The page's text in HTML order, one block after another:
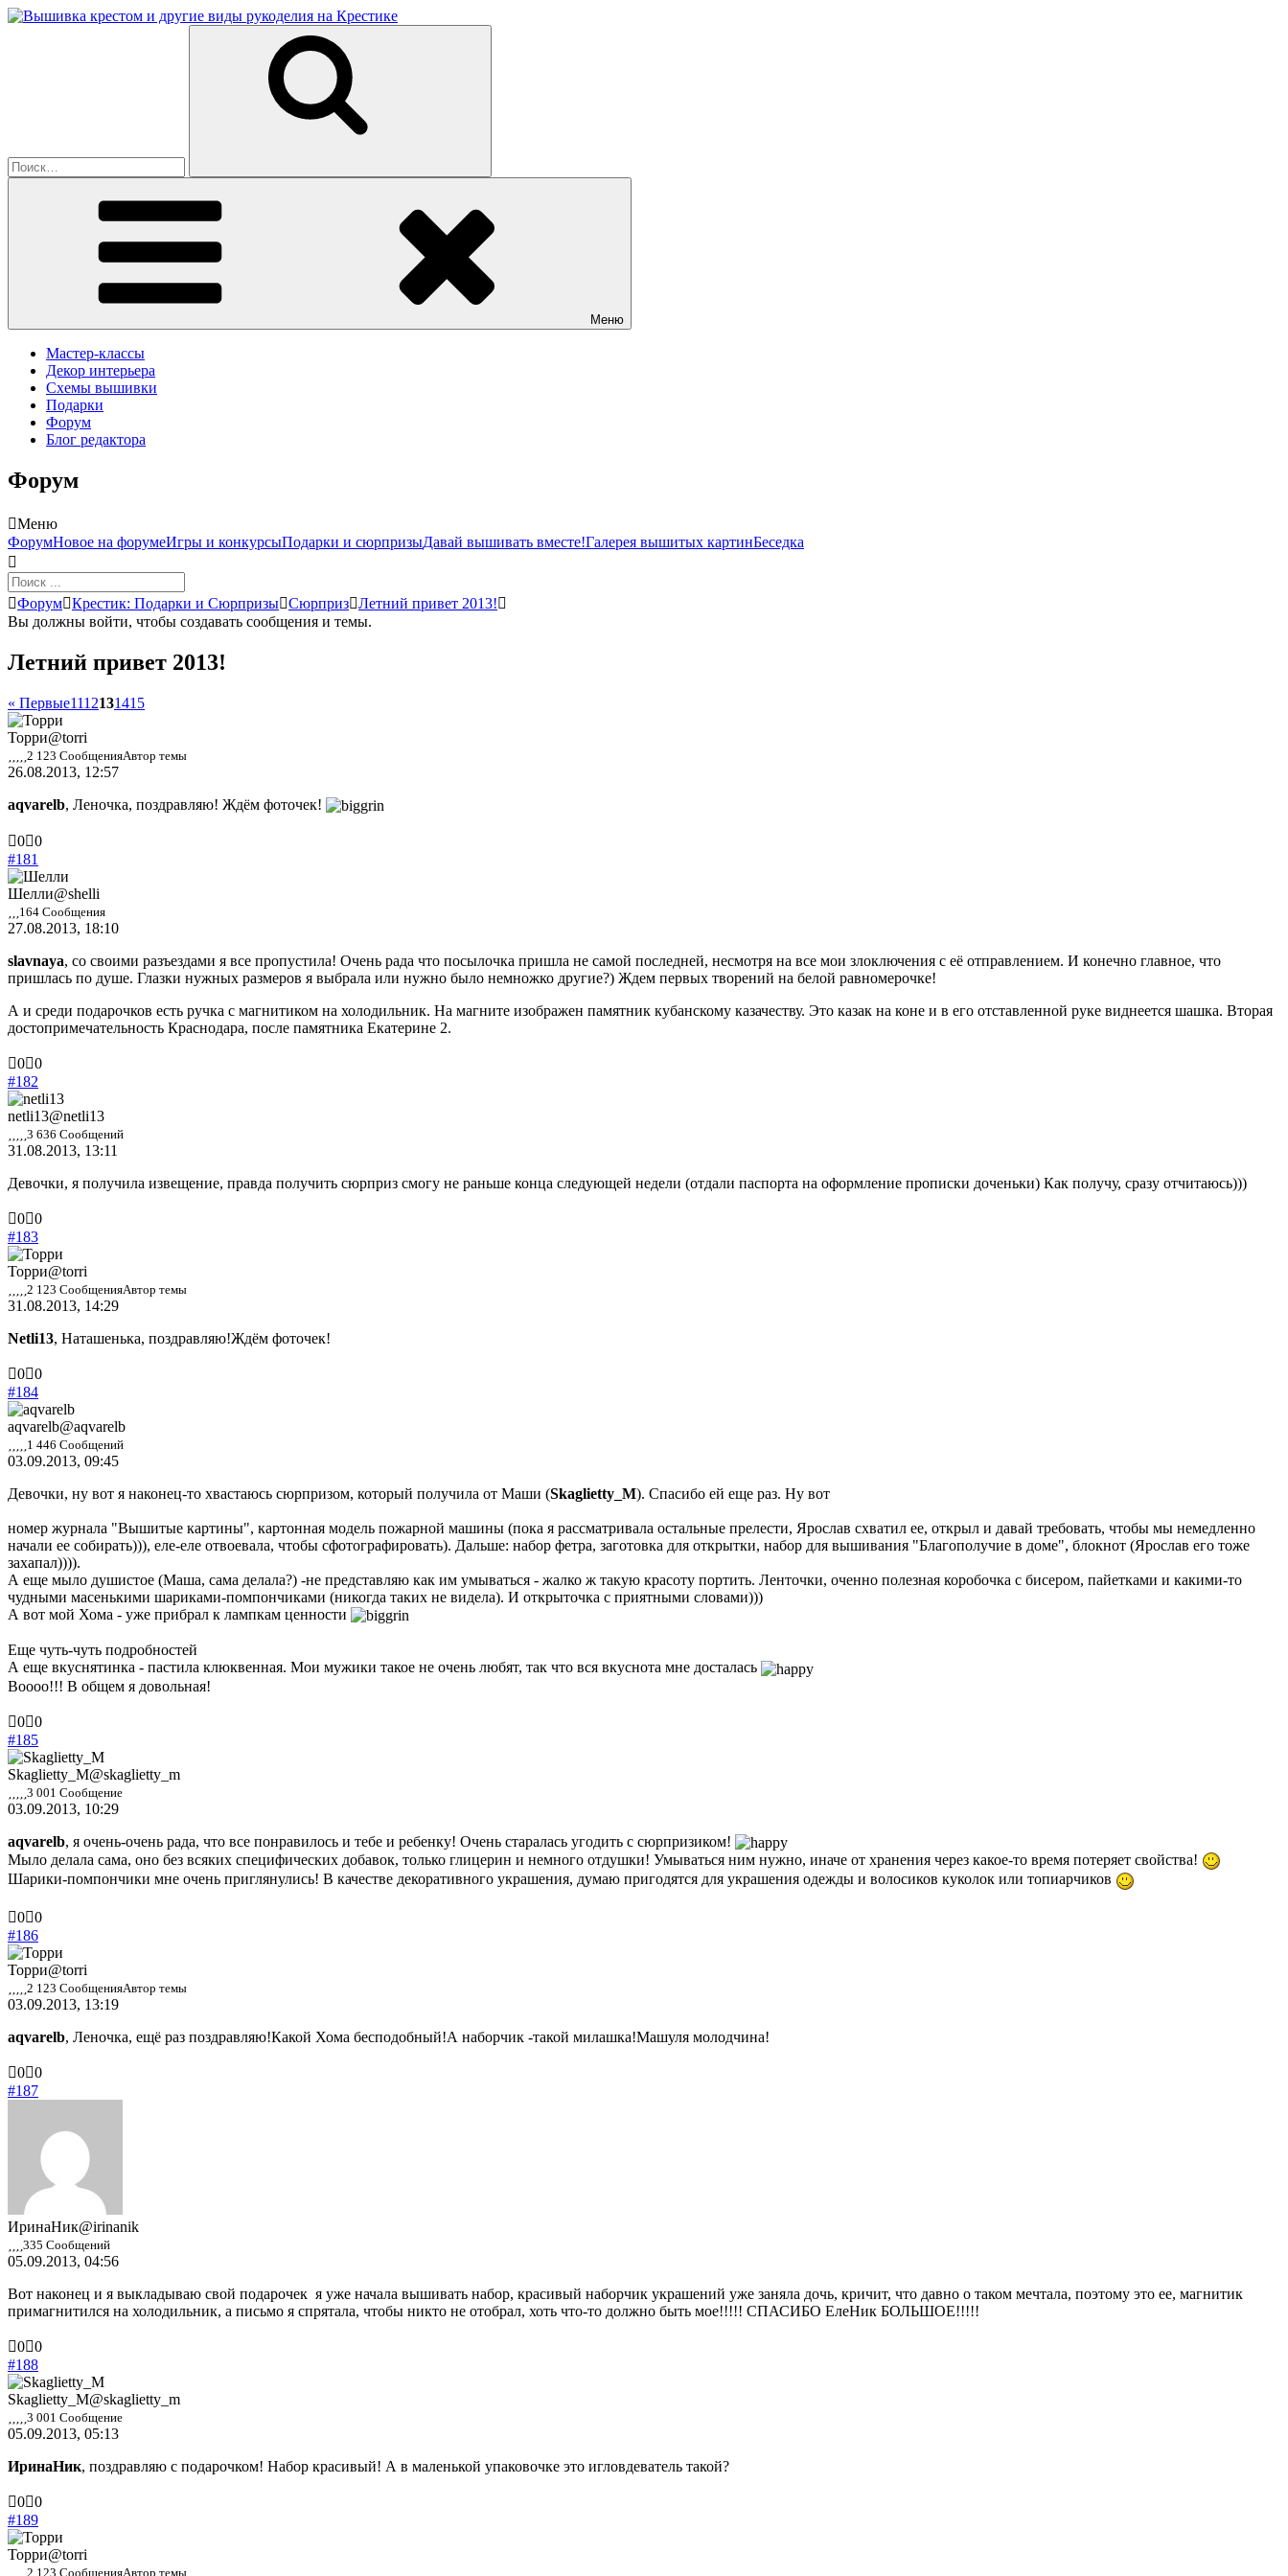
Перейти
Меню
Мастер-классы
Декор интерьера
Схемы вышивки
Подарки
Форум
Блог редактора
Форум
Меню
Навигация
Форума
ФорумНовое на форумеИгры и конкурсыПодарки и сюрпризыДавай вышивать вместе!Галерея вышитых картинБеседка
Форум
breadcrumbs
Вы
здесь:
Форум Крестик: Подарки и Сюрпризы Сюрприз Летний привет 2013!
Вы должны войти, чтобы создавать сообщения и темы.
Летний привет 2013!
« Первые1112131415
Торри@torri
2 123 СообщенияАвтор темы
26.08.2013, 12:57
aqvarelb, Леночка, поздравляю! Ждём фоточек!
Голосуйте
-
палец
вниз.
0 Голосуйте
-
палец
вверх.
0
#181
Шелли@shelli
164 Сообщения
27.08.2013, 18:10
slavnaya, со своими разъездами я все пропустила! Очень рада что посылочка пришла не самой последней, несмотря на все мои злоключения с её отправлением. И конечно главное, что
пришлась по душе. Глазки нужных размеров я выбрала или нужно было немножко другие?) Ждем первых творений на белой равномерочке!
А и среди подарочков есть ручка с магнитиком на холодильник. На магните изображен памятник кубанскому казачеству. Это казак на коне и в его отставленной руке виднеется шашка. Вторая
достопримечательность Краснодара, после памятника Екатерине 2.
Голосуйте
-
палец
вниз.
0 Голосуйте
-
палец
вверх.
0
#182
netli13@netli13
3 636 Сообщений
31.08.2013, 13:11
Девочки, я получила извещение, правда получить сюрприз смогу не раньше конца следующей недели (отдали паспорта на оформление прописки доченьки) Как получу, сразу отчитаюсь)))
Голосуйте
-
палец
вниз.
0 Голосуйте
-
палец
вверх.
0
#183
Торри@torri
2 123 СообщенияАвтор темы
31.08.2013, 14:29
Netli13, Наташенька, поздравляю!Ждём фоточек!
Голосуйте
-
палец
вниз.
0 Голосуйте
-
палец
вверх.
0
#184
aqvarelb@aqvarelb
1 446 Сообщений
03.09.2013, 09:45
Девочки, ну вот я наконец-то хвастаюсь сюрпризом, который получила от Маши (Skaglietty_M). Спасибо ей еще раз. Ну вот
номер журнала "Вышитые картины", картонная модель пожарной машины (пока я рассматривала остальные прелести, Ярослав схватил ее, открыл и давай требовать, чтобы мы немедленно
начали ее собирать))), еле-еле отвоевала, чтобы сфотографировать). Дальше: набор фетра, заготовка для открытки, набор для вышивания "Благополучие в доме", блокнот (Ярослав его тоже
захапал)))).
А еще мыло душистое (Маша, сама делала?) -не представляю как им умываться - жалко ж такую красоту портить. Ленточки, оченно полезная коробочка с бисером, пайетками и какими-то
чудными масенькими шариками-помпончиками (никогда таких не видела). И открыточка с приятными словами)))
А вот мой Хома - уже прибрал к лампкам ценности
Еще чуть-чуть подробностей
А еще вкуснятинка - пастила клюквенная. Мои мужики такое не очень любят, так что вся вкуснота мне досталась
Воооо!!! В общем я довольная!
Голосуйте
-
палец
вниз.
0 Голосуйте
-
палец
вверх.
0
#185
Skaglietty_M@skaglietty_m
3 001 Сообщение
03.09.2013, 10:29
aqvarelb, я очень-очень рада, что все понравилось и тебе и ребенку! Очень старалась угодить с сюрпризиком!
Мыло делала сама, оно без всяких специфических добавок, только глицерин и немного отдушки! Умываться ним нужно, иначе от хранения через какое-то время потеряет свойства!
Шарики-помпончики мне очень приглянулись! В качестве декоративного украшения, думаю пригодятся для украшения одежды и волосиков куколок или топиарчиков
Голосуйте
-
палец
вниз.
0 Голосуйте
-
палец
вверх.
0
#186
Торри@torri
2 123 СообщенияАвтор темы
03.09.2013, 13:19
aqvarelb, Леночка, ещё раз поздравляю!Какой Хома бесподобный!А наборчик -такой милашка!Машуля молодчина!
Голосуйте
-
палец
0 Голосуйте
-
палец
0
#187
ИринаНик@irinanik
335 Сообщений
05.09.2013, 04:56
Вот наконец и я выкладываю свой подарочек я уже начала вышивать набор, красивый наборчик украшений уже заняла дочь, кричит, что давно о таком мечтала, поэтому это ее, магнитик
примагнитился на холодильник, а письмо я спрятала, чтобы никто не отобрал, хоть что-то должно быть мое!!!!! СПАСИБО ЕлеНик БОЛЬШОЕ!!!!!
Голосуйте
-
палец
вниз.
0 Голосуйте
-
палец
вверх.
0
#188
Skaglietty_M@skaglietty_m
3 001 Сообщение
05.09.2013, 05:13
ИринаНик, поздравляю с подарочком! Набор красивый! А в маленькой упаковочке это игловдеватель такой?
Голосуйте
-
палец
вниз.
0 Голосуйте
-
палец
вверх.
0
#189
Торри@torri
2 123 СообщенияАвтор темы